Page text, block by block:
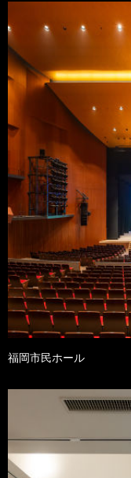
福岡市民ホール